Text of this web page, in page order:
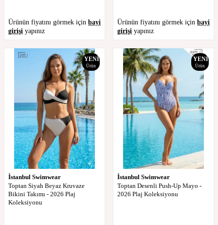
Ürünün fiyatını görmek için bayi
girişi yapınız
Ürünün fiyatını görmek için bayi
girişi yapınız
YENI
Ürün
İstanbul Swimwear
Toptan Siyah Beyaz Kruvaze
Bikini Takımı - 2026 Plaj
Koleksiyonu
YENI
Ürün
İstanbul Swimwear
Toptan Desenli Push-Up Mayo -
2026 Plaj Koleksiyonu